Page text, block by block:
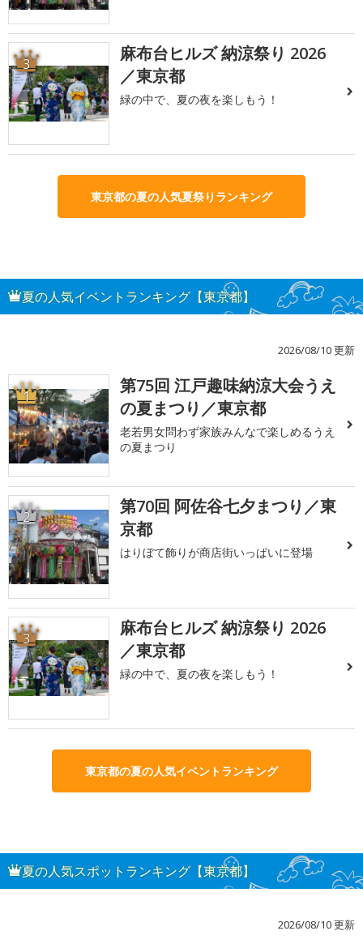
3
麻布台ヒルズ 納涼祭り 2026
／東京都
緑の中で、夏の夜を楽しもう！
東京都の夏の人気夏祭りランキング
夏の人気イベントランキング【東京都】
2026/08/10 更新
1
第75回 江戸趣味納涼大会うえ
の夏まつり／東京都
老若男女問わず家族みんなで楽しめるうえ
の夏まつり
2
第70回 阿佐谷七夕まつり／東
京都
はりぼて飾りが商店街いっぱいに登場
3
麻布台ヒルズ 納涼祭り 2026
／東京都
緑の中で、夏の夜を楽しもう！
東京都の夏の人気イベントランキング
夏の人気スポットランキング【東京都】
2026/08/10 更新